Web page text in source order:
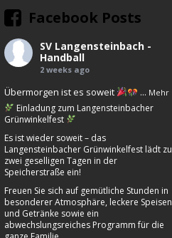
Alte
Facebook Posts
SV Langensteinbach -
Handball
2 weeks ago
Übermorgen ist es soweit
Einladung zum Langensteinbacher
Grünwinkelfest
Es ist wieder soweit – das
Langensteinbacher Grünwinkelfest lädt zu
zwei geselligen Tagen in der
Speicherstraße ein!
Freuen Sie sich auf gemütliche Stunden in
besonderer Atmosphäre, leckere Speisen
und Getränke sowie ein
abwechslungsreiches Programm für die
... Mehr